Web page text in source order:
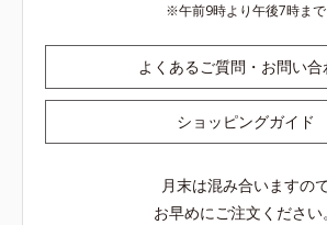
午前9時より午後7時まで
よくあるご質問・お問い合
ショッピングガイド
月末は混み合いますの
お早めにご注文ください。